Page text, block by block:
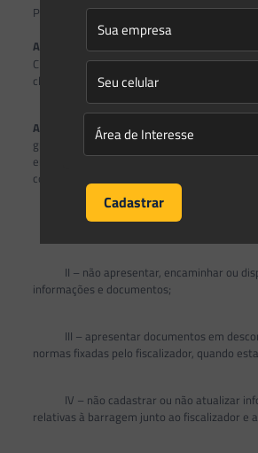
PARA FINS DE GRADAÇÃO DE SANÇÕES
Art. 15.
A gravidade do fato, que trata o
C da Lei n. 12.334, de 2010, para fins de
classificada em leve, média, grave e
Art. 16.
Consideram-se fatos de gravidade
gradação de sanções, o descumprimento de
empreendedor previstas na Lei n. 12.334, de
comprometem de imediato a segurança da
I – descumprir prazos estabelecidos
II – não apresentar, encaminhar ou
informações e documentos;
III – apresentar documentos em
normas fixadas pelo fiscalizador, quando
IV – não cadastrar ou não atualizar
relativas à barragem junto ao fiscalizador e